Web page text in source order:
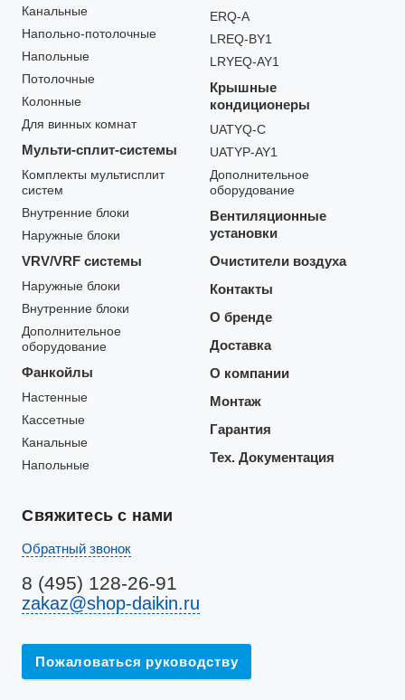
Канальные
Напольно-потолочные
Напольные
Потолочные
Колонные
Для винных комнат
Мульти-сплит-системы
Комплекты мультисплит
систем
Внутренние блоки
Наружные блоки
VRV/VRF системы
Наружные блоки
Внутренние блоки
Дополнительное
оборудование
Фанкойлы
Настенные
Кассетные
Канальные
Напольные
ERQ-A
LREQ-BY1
LRYEQ-AY1
Крышные
кондиционеры
UATYQ-C
UATYP-AY1
Дополнительное
оборудование
Вентиляционные
установки
Очистители воздуха
Контакты
О бренде
Доставка
О компании
Монтаж
Гарантия
Тех. Документация
Свяжитесь с нами
Обратный звонок
8 (495) 128-26-91
zakaz@shop-daikin.ru
Пожаловаться руководству